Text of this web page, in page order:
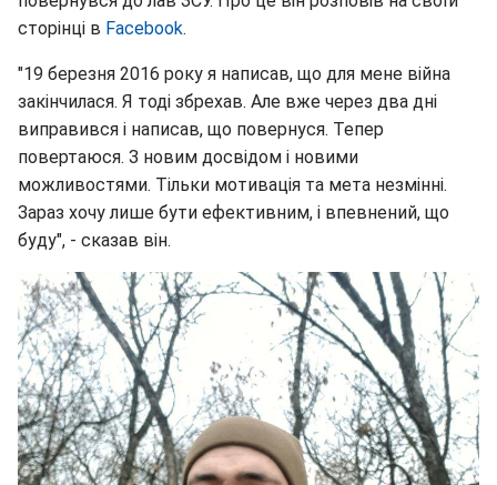
сторінці в Facebook.
"19 березня 2016 року я написав, що для мене війна
закінчилася. Я тоді збрехав. Але вже через два дні
виправився і написав, що повернуся. Тепер
повертаюся. З новим досвідом і новими
можливостями. Тільки мотивація та мета незмінні.
Зараз хочу лише бути ефективним, і впевнений, що
буду", - сказав він.